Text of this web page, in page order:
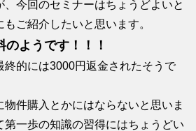
、今回のセミナーはちょうどよいと
ご紹介したいと思います。
ようです！！！
終的には3000円返金されたそうで
物件購入とかにはならないと思いま
第一歩の知識の習得にはちょうどい